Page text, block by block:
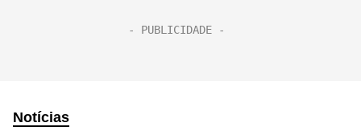
Notícias